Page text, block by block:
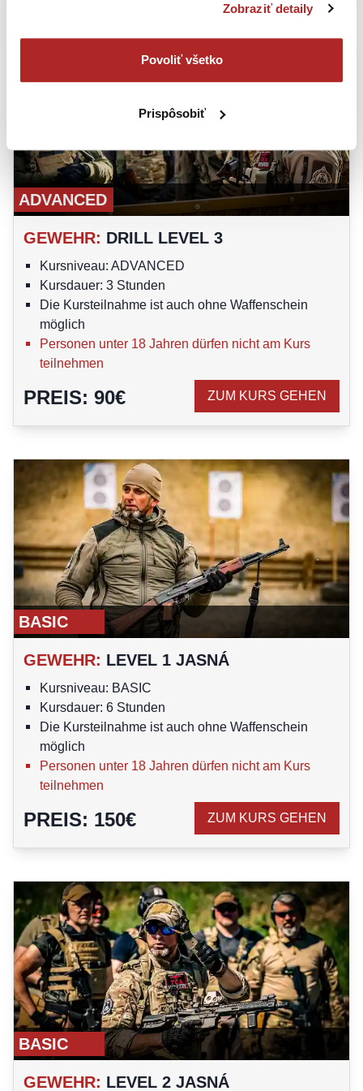
Zobraziť detaily
Povoliť všetko
Prispôsobiť
ADVANCED
GEWEHR: DRILL LEVEL 3
Kursniveau: ADVANCED
Kursdauer: 3 Stunden
Die Kursteilnahme ist auch ohne Waffenschein
möglich
Personen unter 18 Jahren dürfen nicht am Kurs
teilnehmen
PREIS: 90€ ZUM KURS GEHEN
BASIC
GEWEHR: LEVEL 1 JASNÁ
Kursniveau: BASIC
Kursdauer: 6 Stunden
Die Kursteilnahme ist auch ohne Waffenschein
möglich
Personen unter 18 Jahren dürfen nicht am Kurs
teilnehmen
PREIS: 150€ ZUM KURS GEHEN
BASIC
GEWEHR: LEVEL 2 JASNÁ